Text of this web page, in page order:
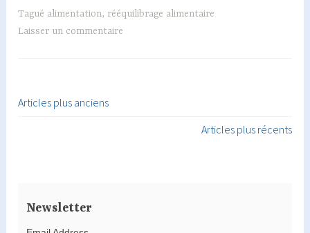
déjeuner
Tagué alimentation, rééquilibrage alimentaire
Laisser un commentaire
Navigation
Articles plus anciens
Articles plus récents
Newsletter